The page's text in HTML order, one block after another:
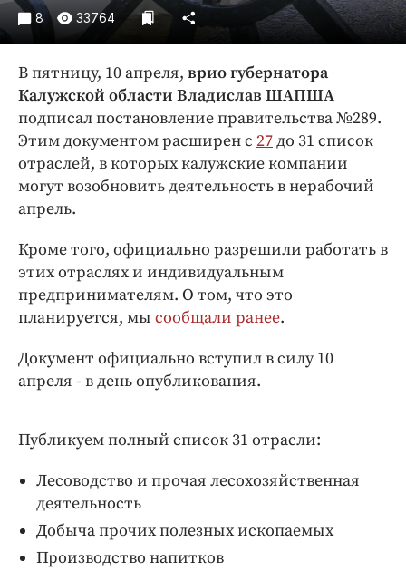
Издания
Интересное чтиво
Клиника года
Бренд года
Работодатель года
8 33764
В пятницу, 10 апреля, врио губернатора
Калужской области Владислав ШАПША
подписал постановление правительства №289.
Этим документом расширен с 27до 31 список
отраслей, в которых калужские компании
могут возобновить деятельность в нерабочий
апрель.
Кроме того, официально разрешили работать в
этих отраслях и индивидуальным
предпринимателям. О том, что это
планируется, мы сообщали ранее.
Документ официально вступил в силу 10
апреля - в день опубликования.
Публикуем полный список 31 отрасли:
Лесоводство и прочая лесохозяйственная
деятельность
Добыча прочих полезных ископаемых
Производство напитков